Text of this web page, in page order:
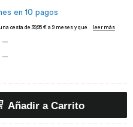
Añadir a Carrito